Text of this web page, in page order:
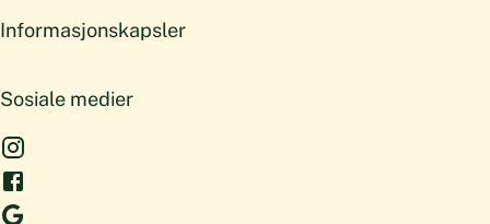
Informasjonskapsler
Sosiale medier